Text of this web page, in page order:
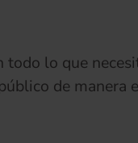
todo lo que
de manera